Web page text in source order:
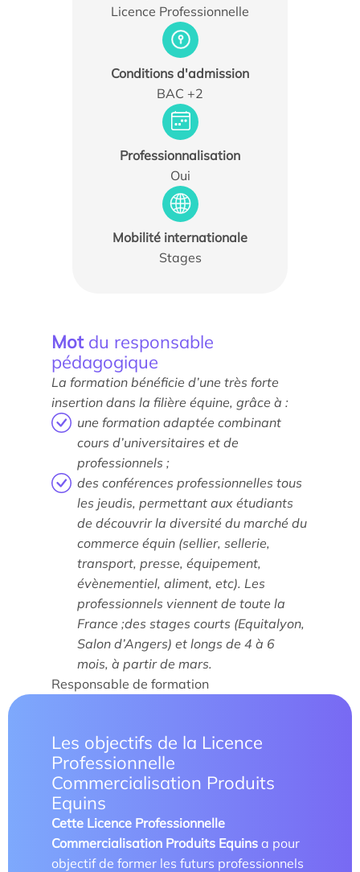
Parole d’experts
Étude/Stage
Comment candidater ?
Comment candidater ?
Nos recherches et expertises
Parcours doctoral
École doctorale
Licence Professionnelle
Conditions d'admission
BAC +2
Professionnalisation
Oui
Mobilité internationale
Stages
Motdu responsable
pédagogique
La formation bénéficie d’une très forte
insertion dans la filière équine, grâce à :
une formation adaptée combinant
cours d’universitaires et de
professionnels ;
des conférences professionnelles tous
les jeudis, permettant aux étudiants
de découvrir la diversité du marché du
commerce équin (sellier, sellerie,
transport, presse, équipement,
évènementiel, aliment, etc). Les
professionnels viennent de toute la
France ;des stages courts (Equitalyon,
Salon d’Angers) et longs de 4 à 6
mois, à partir de mars.
Responsable de formation
Les objectifs de la Licence
Professionnelle
Commercialisation Produits
Equins
Cette Licence Professionnelle
Commercialisation Produits Equins a pour
objectif de former les futurs professionnels